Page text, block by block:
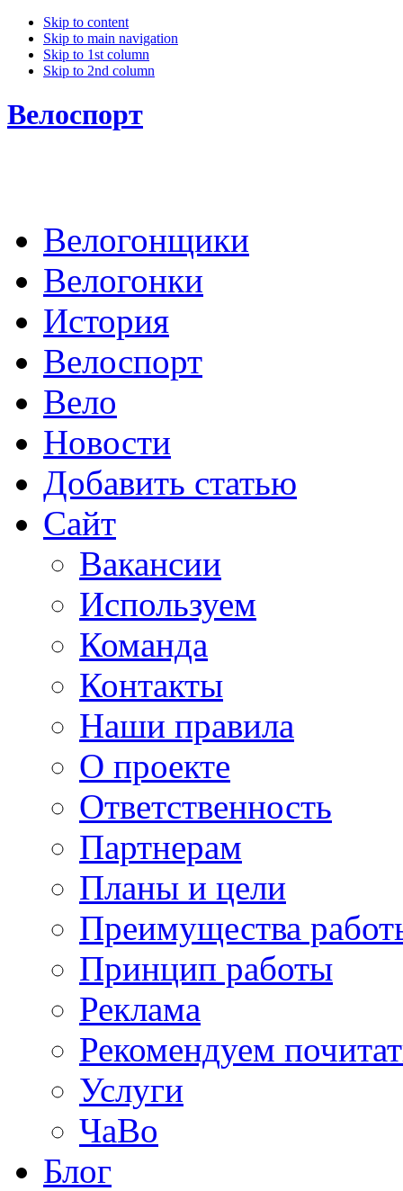
Skip to content
Skip to main navigation
Skip to 1st column
Skip to 2nd column
Велоспорт
Велогонщики
Велогонки
История
Велоспорт
Вело
Новости
Добавить статью
Сайт
Вакансии
Используем
Команда
Контакты
Наши правила
О проекте
Ответственность
Партнерам
Планы и цели
Преимущества
Принцип работы
Реклама
Рекомендуем
Услуги
ЧаВо
Блог